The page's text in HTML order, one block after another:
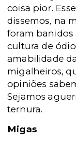
coisa pior.
dissemos, na
foram banidos
cultura de
amabilidade
migalheiros,
opiniões
Sejamos
ternura.
Migas